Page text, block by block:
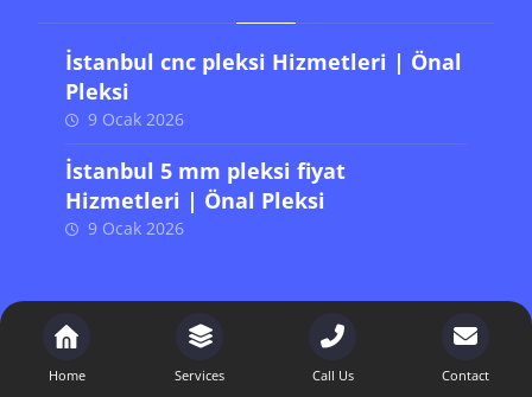
İstanbul cnc pleksi Hizmetleri | Önal
Pleksi
9 Ocak 2026
İstanbul 5 mm pleksi fiyat
Hizmetleri | Önal Pleksi
9 Ocak 2026
Son Yazılar
Home Services Call Us Contact